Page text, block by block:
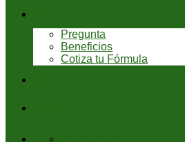
Pregunta
Beneficios
Cotiza tu Fórmula